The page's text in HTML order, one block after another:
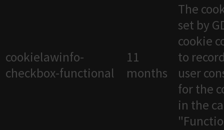
cookielawinfo-
checkbox-functional
11
months
The
set by
cookie
to
user
for the
in the